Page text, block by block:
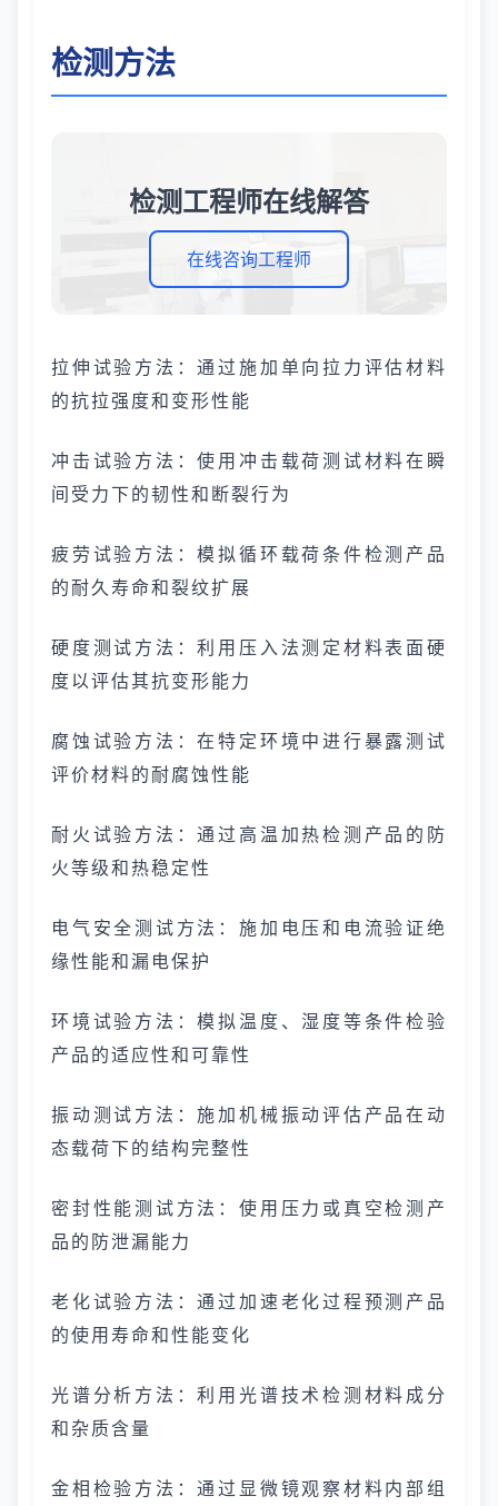
检测方法
检测工程师在线解答
在线咨询工程师
拉伸试验方法：通过施加单向拉力评估材料
的抗拉强度和变形性能
冲击试验方法：使用冲击载荷测试材料在瞬
间受力下的韧性和断裂行为
疲劳试验方法：模拟循环载荷条件检测产品
的耐久寿命和裂纹扩展
硬度测试方法：利用压入法测定材料表面硬
度以评估其抗变形能力
腐蚀试验方法：在特定环境中进行暴露测试
评价材料的耐腐蚀性能
耐火试验方法：通过高温加热检测产品的防
火等级和热稳定性
电气安全测试方法：施加电压和电流验证绝
缘性能和漏电保护
环境试验方法：模拟温度、湿度等条件检验
产品的适应性和可靠性
振动测试方法：施加机械振动评估产品在动
态载荷下的结构完整性
密封性能测试方法：使用压力或真空检测产
品的防泄漏能力
老化试验方法：通过加速老化过程预测产品
的使用寿命和性能变化
光谱分析方法：利用光谱技术检测材料成分
和杂质含量
金相检验方法：通过显微镜观察材料内部组